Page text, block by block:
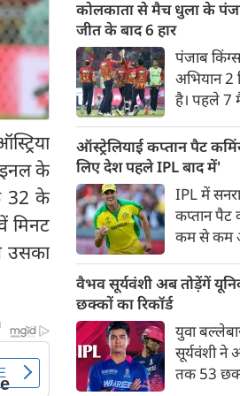
के
32 के
मिनट
उसका
कोलकाता से मैच धुला के
जीत के बाद 6 हार
पंजाब किंग्स
अभियान 2
है। पहले 7
उसे हार का
बाद अंतिम
लेकिन तब
लखनऊ के
ऑस्ट्रेलियाई कप्तान पैट
लिए देश पहले IPL बाद में'
IPL में
कप्तान पैट
कम से कम
प्राथमिकता
के बीच
है कि
IPL से आगे
क्रिकेट
दूरी बना
वैभव सूर्यवंशी अब तोड़ेंगें
छक्कों का रिकॉर्ड
युवा
सूर्यवंशी
तक 53